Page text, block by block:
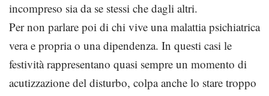
incompreso sia da se stessi che dagli altri.
Per non parlare poi di chi vive una malattia psichiatrica
vera e propria o una dipendenza. In questi casi le
festività rappresentano quasi sempre un momento di
acutizzazione del disturbo, colpa anche lo stare troppo